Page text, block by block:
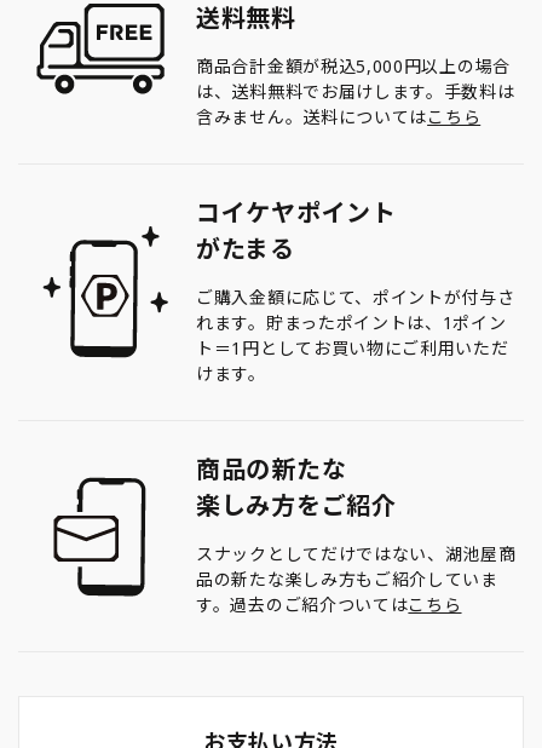
送料無料
商品合計金額が税込5,000円以上の場合
は、送料無料でお届けします。手数料は
含みません。送料についてはこちら
コイケヤポイント
がたまる
ご購入金額に応じて、ポイントが付与さ
れます。貯まったポイントは、1ポイン
ト＝1円としてお買い物にご利用いただ
けます。
商品の新たな
楽しみ方をご紹介
スナックとしてだけではない、湖池屋商
品の新たな楽しみ方もご紹介していま
す。過去のご紹介ついてはこちら